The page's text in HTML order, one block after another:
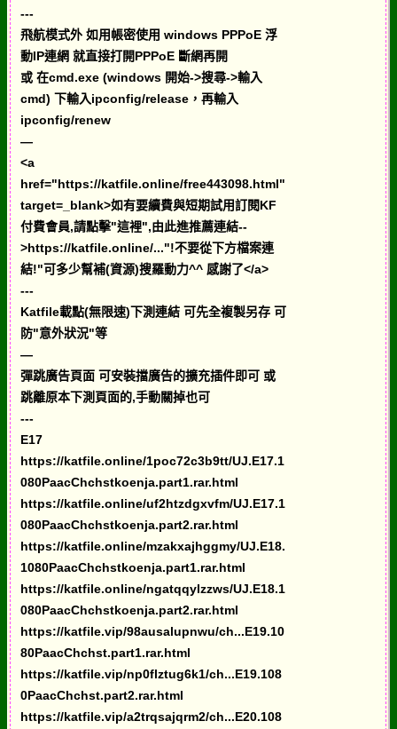
---
飛航模式外 如用帳密使用 windows PPPoE 浮
動IP連網 就直接打開PPPoE 斷網再開
或 在cmd.exe (windows 開始->搜尋->輸入
cmd) 下輸入ipconfig/release，再輸入
ipconfig/renew
—
<a
href="https://katfile.online/free443098.html"
target=_blank>如有要續費與短期試用訂閱KF
付費會員,請點擊"這裡",由此進推薦連結--
>https://katfile.online/..."!不要從下方檔案連
結!"可多少幫補(資源)搜羅動力^^ 感謝了</a>
---
Katfile載點(無限速)下測連結 可先全複製另存 可
防"意外狀況"等
—
彈跳廣告頁面 可安裝擋廣告的擴充插件即可 或
跳離原本下測頁面的,手動關掉也可
---
E17
https://katfile.online/1poc72c3b9tt/UJ.E17.1
080PaacChchstkoenja.part1.rar.html
https://katfile.online/uf2htzdgxvfm/UJ.E17.1
080PaacChchstkoenja.part2.rar.html
https://katfile.online/mzakxajhggmy/UJ.E18.
1080PaacChchstkoenja.part1.rar.html
https://katfile.online/ngatqqylzzws/UJ.E18.1
080PaacChchstkoenja.part2.rar.html
https://katfile.vip/98ausalupnwu/ch...E19.10
80PaacChchst.part1.rar.html
https://katfile.vip/np0flztug6k1/ch...E19.108
0PaacChchst.part2.rar.html
https://katfile.vip/a2trqsajqrm2/ch...E20.108